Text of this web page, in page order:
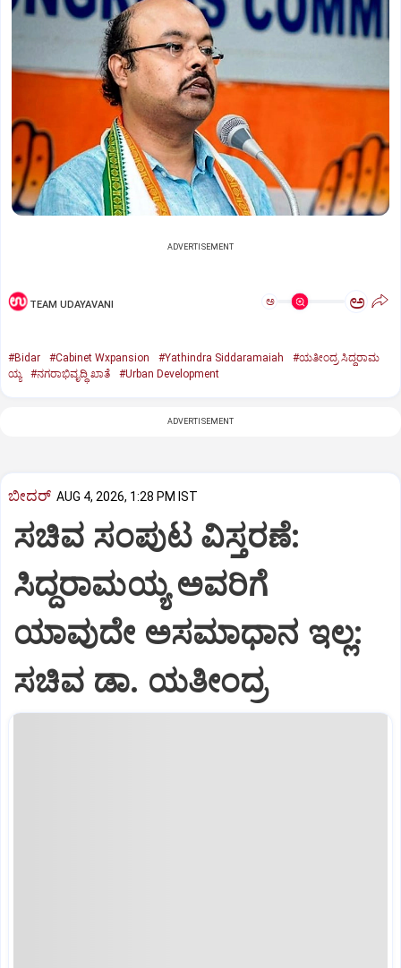
ADVERTISEMENT
TEAM UDAYAVANI ಅ ಅ
#Bidar #Cabinet Wxpansion #Yathindra Siddaramaiah
#ಯತೀಂದ್ರ ಸಿದ್ದರಾಮ
ಯ್ಯ
#ನಗರಾಭಿವೃದ್ಧಿ ಖಾತೆ #Urban Development
ADVERTISEMENT
ಬೀದರ್ AUG 4, 2026, 1:28 PM IST
ಸಚಿವ ಸಂಪುಟ ವಿಸ್ತರಣೆ:
ಸಿದ್ದರಾಮಯ್ಯ ಅವರಿಗೆ
ಯಾವುದೇ ಅಸಮಾಧಾನ ಇಲ್ಲ:
ಸಚಿವ ಡಾ. ಯತೀಂದ್ರ